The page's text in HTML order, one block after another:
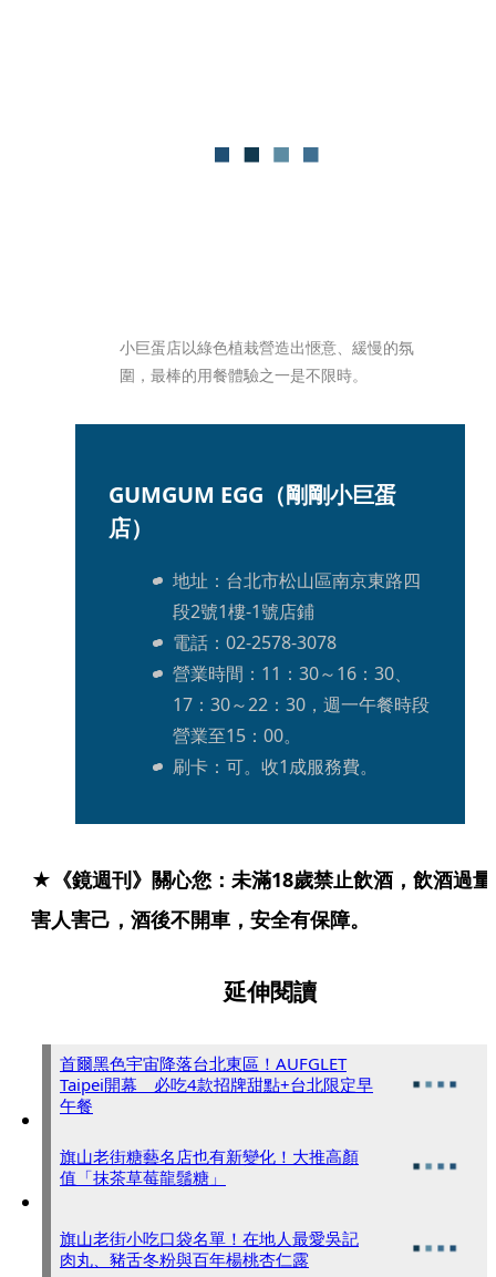
小巨蛋店以綠色植栽營造出愜意、緩慢的氛
圍，最棒的用餐體驗之一是不限時。
GUMGUM EGG（剛剛小巨蛋
店）
地址：台北市松山區南京東路四
段2號1樓-1號店鋪
電話：02-2578-3078
營業時間：11：30～16：30、
17：30～22：30，週一午餐時段
營業至15：00。
刷卡：可。收1成服務費。
★《鏡週刊》關心您：未滿18歲禁止飲酒，飲酒過量
害人害己，酒後不開車，安全有保障。
延伸閱讀
首爾黑色宇宙降落台北東區！AUFGLET
Taipei開幕 必吃4款招牌甜點+台北限定早
午餐
旗山老街糖藝名店也有新變化！大推高顏
值「抹茶草莓龍鬚糖」
旗山老街小吃口袋名單！在地人最愛吳記
肉丸、豬舌冬粉與百年楊桃杏仁露